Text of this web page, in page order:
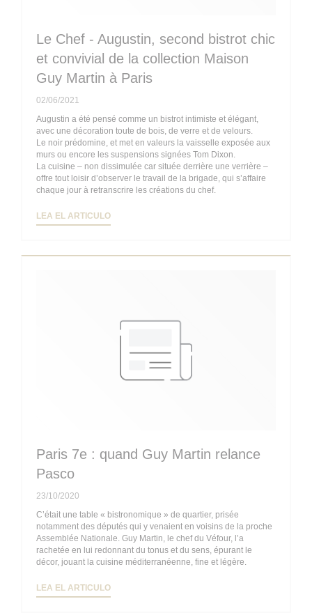
Le Chef - Augustin, second bistrot chic
et convivial de la collection Maison
Guy Martin à Paris
02/06/2021
Augustin a été pensé comme un bistrot intimiste et élégant,
avec une décoration toute de bois, de verre et de velours.
Le noir prédomine, et met en valeurs la vaisselle exposée aux
murs ou encore les suspensions signées Tom Dixon.
La cuisine – non dissimulée car située derrière une verrière –
offre tout loisir d’observer le travail de la brigade, qui s’affaire
chaque jour à retranscrire les créations du chef.
LEA EL ARTICULO((ABRE EN UNA NUEVA VENTANA))
Paris 7e : quand Guy Martin relance
Pasco
23/10/2020
C’était une table « bistronomique » de quartier, prisée
notamment des députés qui y venaient en voisins de la proche
Assemblée Nationale. Guy Martin, le chef du Véfour, l’a
rachetée en lui redonnant du tonus et du sens, épurant le
décor, jouant la cuisine méditerranéenne, fine et légère.
LEA EL ARTICULO((ABRE EN UNA NUEVA VENTANA))